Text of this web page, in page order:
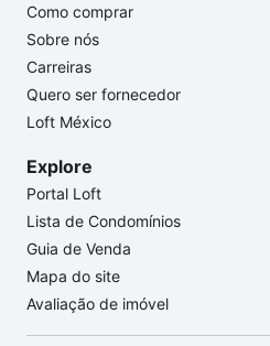
Como comprar
Sobre nós
Carreiras
Quero ser fornecedor
Loft México
Explore
Portal Loft
Lista de Condomínios
Guia de Venda
Mapa do site
Avaliação de imóvel